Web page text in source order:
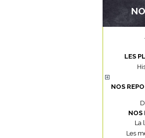
LES
NOS
NOS
La
Les